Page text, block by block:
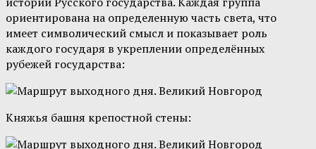
ориентирована на определенную часть света, что
имеет символический смысл и показывает роль
каждого государя в укреплении определённых
рубежей государства:
Княжья башня крепостной стены: